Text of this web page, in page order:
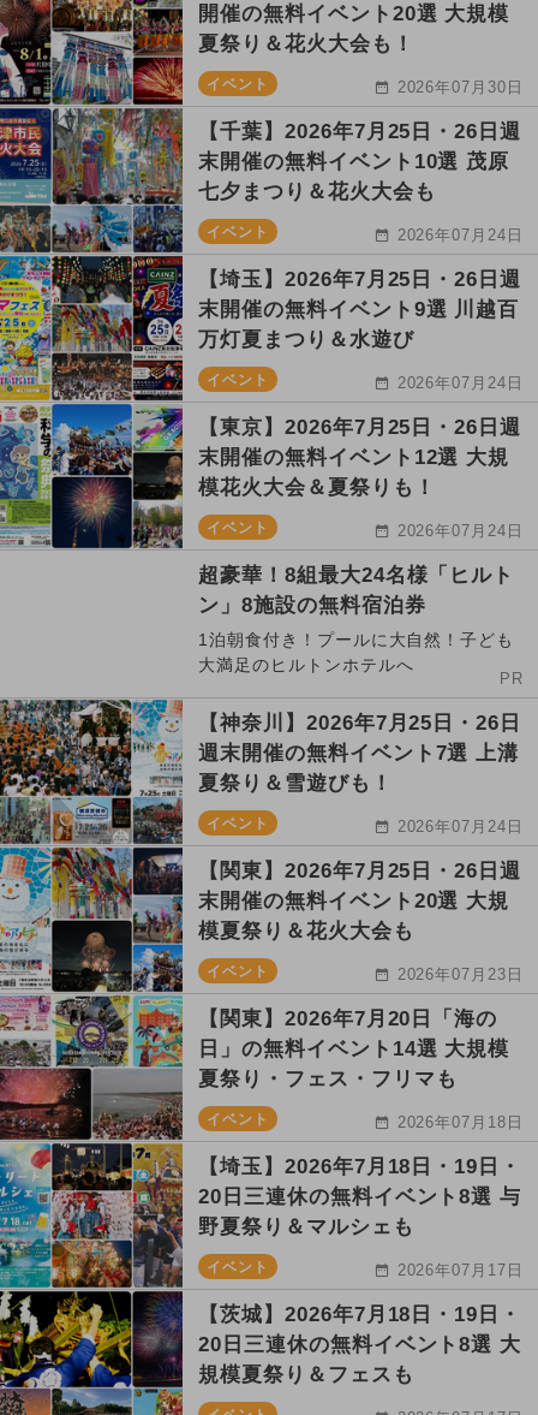
開催の無料イベント20選 大規模
夏祭り＆花火大会も！
イベント 2026年07月30日
【千葉】2026年7月25日・26日週
末開催の無料イベント10選 茂原
七夕まつり＆花火大会も
イベント 2026年07月24日
【埼玉】2026年7月25日・26日週
末開催の無料イベント9選 川越百
万灯夏まつり＆水遊び
イベント 2026年07月24日
【東京】2026年7月25日・26日週
末開催の無料イベント12選 大規
模花火大会＆夏祭りも！
イベント 2026年07月24日
超豪華！8組最大24名様「ヒルト
ン」8施設の無料宿泊券
1泊朝食付き！プールに大自然！子ども
大満足のヒルトンホテルへ
PR
【神奈川】2026年7月25日・26日
週末開催の無料イベント7選 上溝
夏祭り＆雪遊びも！
イベント 2026年07月24日
【関東】2026年7月25日・26日週
末開催の無料イベント20選 大規
模夏祭り＆花火大会も
イベント 2026年07月23日
【関東】2026年7月20日「海の
日」の無料イベント14選 大規模
夏祭り・フェス・フリマも
イベント 2026年07月18日
【埼玉】2026年7月18日・19日・
20日三連休の無料イベント8選 与
野夏祭り＆マルシェも
イベント 2026年07月17日
【茨城】2026年7月18日・19日・
20日三連休の無料イベント8選 大
規模夏祭り＆フェスも